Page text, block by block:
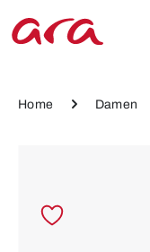
Zum Hauptinhalt springen
Home Damen